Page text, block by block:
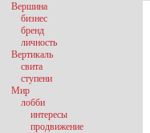
Вершина
бизнес
бренд
личность
Вертикаль
свита
ступени
Мир
лобби
интересы
продвижение